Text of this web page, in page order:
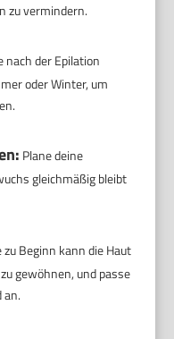
zu vermindern.
nach der Epilation
oder Winter, um
Plane deine
gleichmäßig bleibt
zu Beginn kann die Haut
gewöhnen, und passe
an.